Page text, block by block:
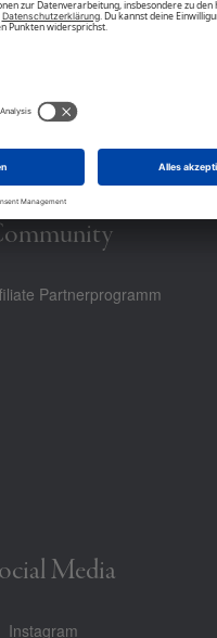
Partnerprogramm
Media
Instagram